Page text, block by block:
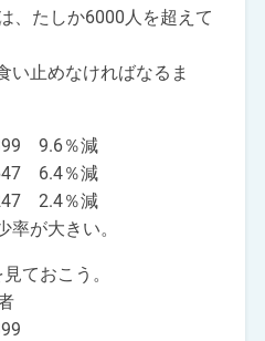
、たしか6000人を超えて
止めなければなるま
9.6％減
6.4％減
2.4％減
が大きい。
ておこう。